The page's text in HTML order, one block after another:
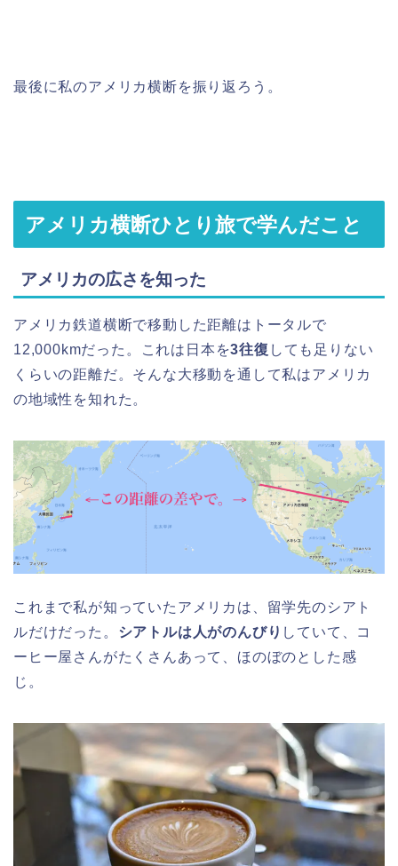
最後に私のアメリカ横断を振り返ろう。
アメリカ横断ひとり旅で学んだこと
アメリカの広さを知った
アメリカ鉄道横断で移動した距離はトータルで
12,000kmだった。これは日本を3往復 しても足りない
くらいの距離だ。そんな大移動を通して私はアメリカ
の地域性を知れた。
これまで私が知っていたアメリカは、留学先のシアト
ルだけだった。 シアトルは人がのんびり していて、コ
ーヒー屋さんがたくさんあって、ほのぼのとした感
じ。